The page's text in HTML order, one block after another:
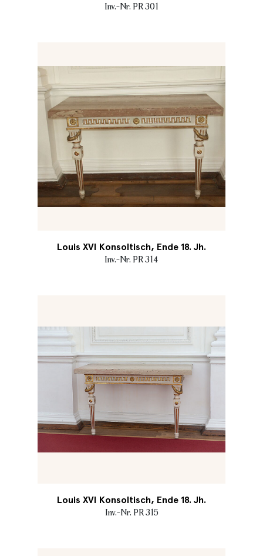
Inv.-Nr. PR 301
Louis XVI Konsoltisch, Ende 18. Jh.
Inv.-Nr. PR 314
Louis XVI Konsoltisch, Ende 18. Jh.
Inv.-Nr. PR 315